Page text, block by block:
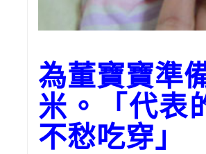
為董寶寶準
米。「代表
不愁吃穿」